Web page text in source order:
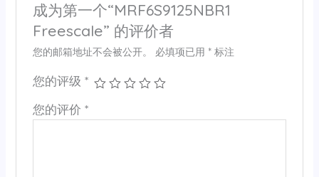
成为第一个“MRF6S9125NBR1
Freescale” 的评价者
您的邮箱地址不会被公开。 必填项已用 *标注
您的评级 *
您的评价 *